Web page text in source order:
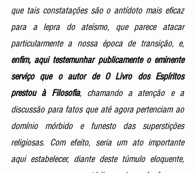
que tais constatações são o antídoto mais eficaz
para a lepra do ateísmo, que parece atacar
enfim, aqui testemunhar publicamente o eminente
serviço que o autor de O Livro dos Espíritos
prestou à Filosofia, chamando a atenção e a
discussão para fatos que até agora pertenciam ao
domínio mórbido e funesto das superstições
religiosas. Com efeito, seria um ato importante
aqui estabelecer, diante deste túmulo eloquente,